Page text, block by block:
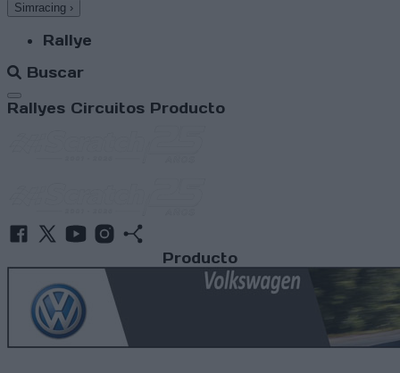
Simracing ›
Rallye
Buscar
Abrir menú
Rallyes Circuitos Producto
Producto